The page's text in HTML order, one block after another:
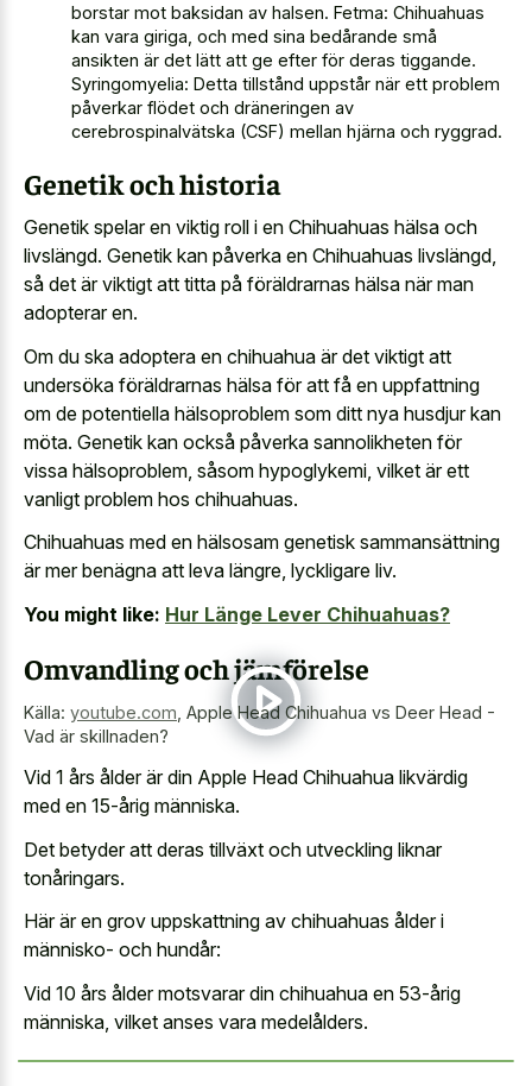
borstar mot baksidan av halsen. Fetma: Chihuahuas
kan vara giriga, och med sina bedårande små
ansikten är det lätt att ge efter för deras tiggande.
Syringomyelia: Detta tillstånd uppstår när ett problem
påverkar flödet och dräneringen av
cerebrospinalvätska (CSF) mellan hjärna och ryggrad.
Genetik och historia
Genetik spelar en viktig roll i en Chihuahuas hälsa och
livslängd. Genetik kan påverka en Chihuahuas livslängd,
så det är viktigt att titta på föräldrarnas hälsa när man
adopterar en.
Om du ska adoptera en chihuahua är det viktigt att
undersöka föräldrarnas hälsa för att få en uppfattning
om de potentiella hälsoproblem som ditt nya husdjur kan
möta. Genetik kan också påverka sannolikheten för
vissa hälsoproblem, såsom hypoglykemi, vilket är ett
vanligt problem hos chihuahuas.
Chihuahuas med en hälsosam genetisk sammansättning
är mer benägna att leva längre, lyckligare liv.
You might like: Hur Länge Lever Chihuahuas?
Omvandling och jämförelse
Källa: youtube.com Apple Head Chihuahua vs Deer Head -
Vad är skillnaden?
Vid 1 års ålder är din Apple Head Chihuahua likvärdig
med en 15-årig människa.
Det betyder att deras tillväxt och utveckling liknar
tonåringars.
Här är en grov uppskattning av chihuahuas ålder i
människo- och hundår:
Vid 10 års ålder motsvarar din chihuahua en 53-årig
människa, vilket anses vara medelålders.